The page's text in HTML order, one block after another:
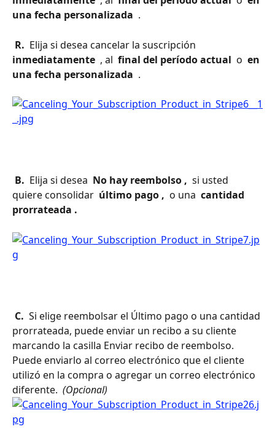
una fecha personalizada .
R. Elija si desea cancelar la suscripción
inmediatamente , al final del período actual o en
una fecha personalizada .
B. Elija si desea No hay reembolso , si usted
quiere consolidar último pago , o una cantidad
prorrateada .
C. Si elige reembolsar el Último pago o una cantidad
prorrateada, puede enviar un recibo a su cliente
marcando la casilla Enviar recibo de reembolso.
Puede enviarlo al correo electrónico que el cliente
utilizó en la compra o agregar un correo electrónico
diferente. (Opcional)